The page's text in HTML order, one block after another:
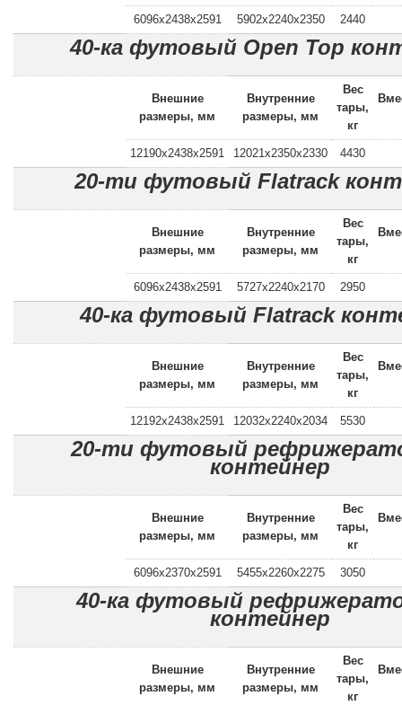
6096x2438x2591 5902x2240x2350 2440
40-ка футовый Open Top
Внешние
размеры, мм
Внутренние
размеры, мм
Вес
тары,
кг
12190x2438x2591 12021x2350x2330 4430
20-ти футовый Flatrack
Внешние
размеры, мм
Внутренние
размеры, мм
Вес
тары,
кг
6096x2438x2591 5727x2240x2170 2950
40-ка футовый Flatrack
Внешние
размеры, мм
Внутренние
размеры, мм
Вес
тары,
кг
12192x2438x2591 12032x2240x2034 5530
20-ти футовый
контейнер
Внешние
размеры, мм
Внутренние
размеры, мм
Вес
тары,
кг
6096x2370x2591 5455x2260x2275 3050
40-ка футовый
контейнер
Внешние
размеры, мм
Внутренние
размеры, мм
Вес
тары,
кг